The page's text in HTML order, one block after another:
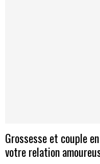
Grossesse et couple
votre relation